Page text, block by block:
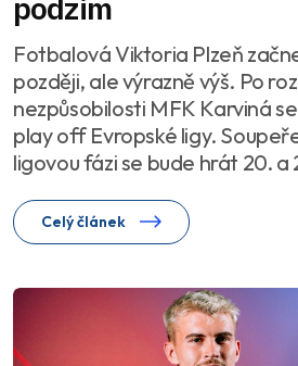
Fotbalová Viktoria Plzeň
později, ale výrazně výš. Po
nezpůsobilosti MFK Karviná
play off Evropské ligy.
ligovou fázi se bude hrát 20. a
Celý článek